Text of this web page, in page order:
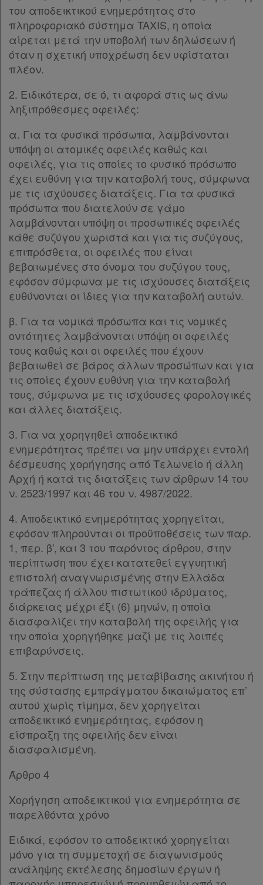
του αποδεικτικού ενημερότητας στο
πληροφοριακό σύστημα TAXIS, η οποία
αίρεται μετά την υποβολή των δηλώσεων ή
όταν η σχετική υποχρέωση δεν υφίσταται
πλέον.
2. Ειδικότερα, σε ό, τι αφορά στις ως άνω
ληξιπρόθεσμες οφειλές:
α. Για τα φυσικά πρόσωπα, λαμβάνονται
υπόψη οι ατομικές οφειλές καθώς και
οφειλές, για τις οποίες το φυσικό πρόσωπο
έχει ευθύνη για την καταβολή τους, σύμφωνα
με τις ισχύουσες διατάξεις. Για τα φυσικά
πρόσωπα που διατελούν σε γάμο
λαμβάνονται υπόψη οι προσωπικές οφειλές
κάθε συζύγου χωριστά και για τις συζύγους,
επιπρόσθετα, οι οφειλές που είναι
βεβαιωμένες στο όνομα του συζύγου τους,
εφόσον σύμφωνα με τις ισχύουσες διατάξεις
ευθύνονται οι ίδιες για την καταβολή αυτών.
β. Για τα νομικά πρόσωπα και τις νομικές
οντότητες λαμβάνονται υπόψη οι οφειλές
τους καθώς και οι οφειλές που έχουν
βεβαιωθεί σε βάρος άλλων προσώπων και για
τις οποίες έχουν ευθύνη για την καταβολή
τους, σύμφωνα με τις ισχύουσες φορολογικές
και άλλες διατάξεις.
3. Για να χορηγηθεί αποδεικτικό
ενημερότητας πρέπει να μην υπάρχει εντολή
δέσμευσης χορήγησης από Τελωνείο ή άλλη
Αρχή ή κατά τις διατάξεις των άρθρων 14 του
ν. 2523/1997 και 46 του ν. 4987/2022.
4. Αποδεικτικό ενημερότητας χορηγείται,
εφόσον πληρούνται οι προϋποθέσεις των παρ.
1, περ. β’, και 3 του παρόντος άρθρου, στην
περίπτωση που έχει κατατεθεί εγγυητική
επιστολή αναγνωρισμένης στην Ελλάδα
τράπεζας ή άλλου πιστωτικού ιδρύματος,
διάρκειας μέχρι έξι (6) μηνών, η οποία
διασφαλίζει την καταβολή της οφειλής για
την οποία χορηγήθηκε μαζί με τις λοιπές
επιβαρύνσεις.
5. Στην περίπτωση της μεταβίβασης ακινήτου ή
της σύστασης εμπράγματου δικαιώματος επ’
αυτού χωρίς τίμημα, δεν χορηγείται
αποδεικτικό ενημερότητας, εφόσον η
είσπραξη της οφειλής δεν είναι
διασφαλισμένη.
Άρθρο 4
Χορήγηση αποδεικτικού για ενημερότητα σε
παρελθόντα χρόνο
Ειδικά, εφόσον το αποδεικτικό χορηγείται
μόνο για τη συμμετοχή σε διαγωνισμούς
ανάληψης εκτέλεσης δημοσίων έργων ή